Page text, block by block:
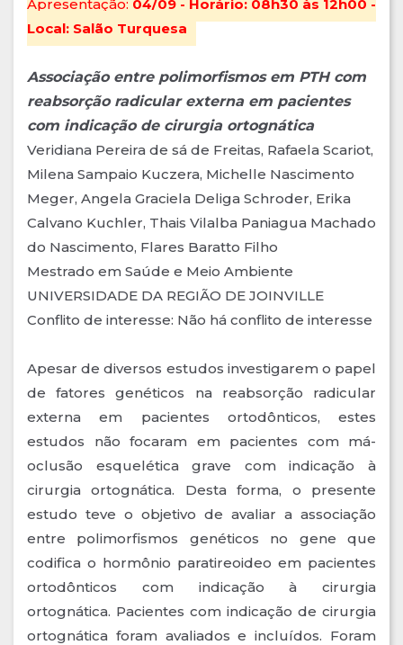
Apresentação: 04/09 - Horário: 08h30 às 12h00 -
Local: Salão Turquesa
Associação entre polimorfismos em PTH com
reabsorção radicular externa em pacientes
com indicação de cirurgia ortognática
Veridiana Pereira de sá de Freitas, Rafaela Scariot,
Milena Sampaio Kuczera, Michelle Nascimento
Meger, Angela Graciela Deliga Schroder, Erika
Calvano Kuchler, Thais Vilalba Paniagua Machado
do Nascimento, Flares Baratto Filho
Mestrado em Saúde e Meio Ambiente
UNIVERSIDADE DA REGIÃO DE JOINVILLE
Conflito de interesse: Não há conflito de interesse
Apesar de diversos estudos investigarem o papel
de fatores genéticos na reabsorção radicular
externa em pacientes ortodônticos, estes
estudos não focaram em pacientes com má-
oclusão esquelética grave com indicação à
cirurgia ortognática. Desta forma, o presente
estudo teve o objetivo de avaliar a associação
entre polimorfismos genéticos no gene que
codifica o hormônio paratireoideo em pacientes
ortodônticos com indicação à cirurgia
ortognática. Pacientes com indicação de cirurgia
ortognática foram avaliados e incluídos. Foram